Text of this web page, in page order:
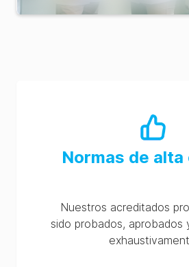
Normas de alta
Nuestros acreditados
sido probados, aprobados